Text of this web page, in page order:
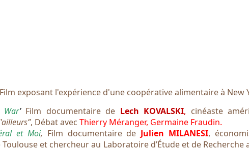
exposant l'expérience d'une coopérative alimentaire à New
War’Film documentaire de Lech KOVALSKI, cinéaste
, Débat avec Thierry Méranger, Germaine Fraudin.
et Moi, Film documentaire de Julien MILANESI,
et chercheur au Laboratoire d’Étude et de Recherche